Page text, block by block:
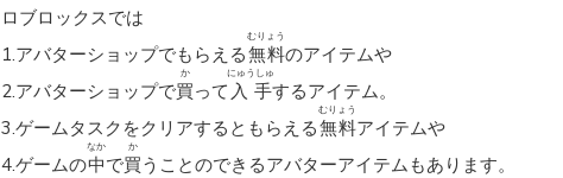
ロブロックスでは
1.アバターショップでもらえる無料
むりょう
のアイテムや
2.アバターショップで買
か
って 入手
にゅうしゅ
するアイテム。
3.ゲームタスクをクリアするともらえる無料
むりょう
アイテムや
4.ゲームの中
なか
で買
か
うことのできるアバターアイテムもあります。